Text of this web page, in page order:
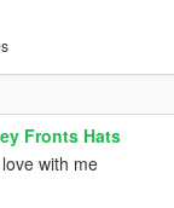
Fronts Hats
with me